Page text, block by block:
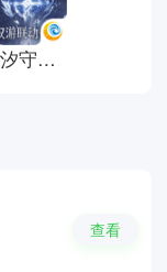
潮汐守望者手游
查看